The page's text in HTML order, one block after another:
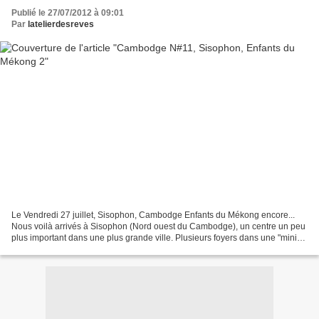
Publié le 27/07/2012 à 09:01
Par latelierdesreves
Le Vendredi 27 juillet, Sisophon, Cambodge Enfants du Mékong encore...
Nous voilà arrivés à Sisophon (Nord ouest du Cambodge), un centre un peu
plus important dans une plus grande ville. Plusieurs foyers dans une "mini